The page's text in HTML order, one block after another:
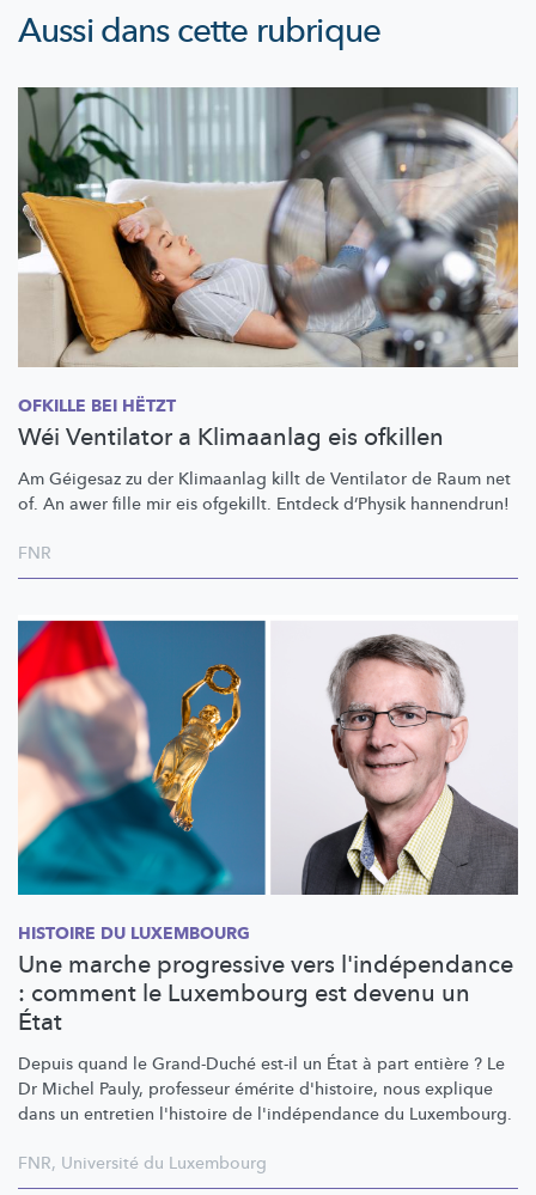
Aussi dans cette rubrique
OFKILLE BEI HËTZT
Wéi Ventilator a Klimaanlag eis ofkillen
Am Géigesaz zu der Klimaanlag killt de Ventilator de Raum net
of. An awer fille mir eis ofgekillt. Entdeck d’Physik hannendrun!
FNR
HISTOIRE DU LUXEMBOURG
Une marche progressive vers l'indépendance
: comment le Luxembourg est devenu un
État
Depuis quand le Grand-Duché est-il un État à part entière ? Le
Dr Michel Pauly, professeur émérite d'histoire, nous explique
dans un entretien l'histoire de l'indépendance du Luxembourg.
FNR, Université du Luxembourg